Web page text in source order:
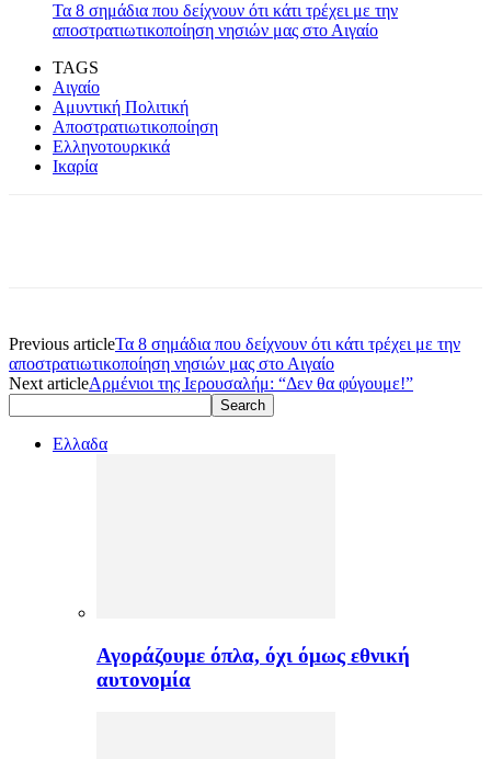
Τα 8 σημάδια που δείχνουν ότι κάτι τρέχει με την
αποστρατιωτικοποίηση νησιών μας στο Αιγαίο
TAGS
Αιγαίο
Αμυντική Πολιτική
Αποστρατιωτικοποίηση
Ελληνοτουρκικά
Ικαρία
Previous articleΤα 8 σημάδια που δείχνουν ότι κάτι τρέχει με την
αποστρατιωτικοποίηση νησιών μας στο Αιγαίο
Next articleΑρμένιοι της Ιερουσαλήμ: “Δεν θα φύγουμε!”
Ελλαδα
Αγοράζουμε όπλα, όχι όμως εθνική
αυτονομία